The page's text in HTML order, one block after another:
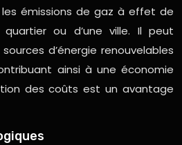
les émissions de gaz à effet de
quartier ou d’une ville. Il peut
d’énergie renouvelables
ainsi à une économie
des coûts est un avantage